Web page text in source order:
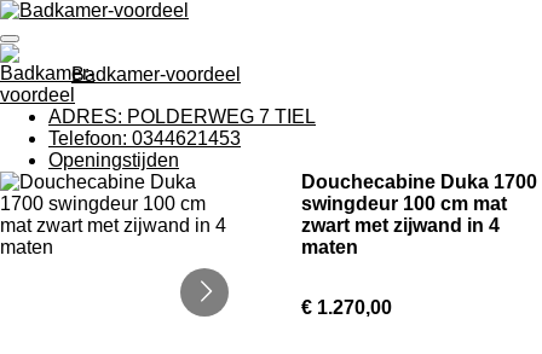
Ga
direct
naar
de
hoofdinhoud
Badkamer-voordeel
ADRES: POLDERWEG 7 TIEL
Telefoon: 0344621453
Openingstijden
Douchecabine Duka 1700
swingdeur 100 cm mat
zwart met zijwand in 4
maten
€ 1.270,00